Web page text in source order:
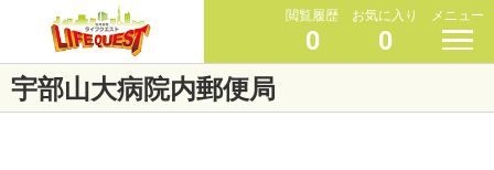
閲覧履歴
0
お気に入り
0
メニュー
宇部山大病院内郵便局